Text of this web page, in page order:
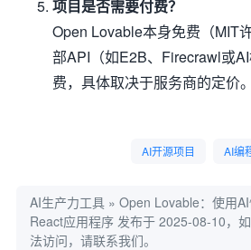
项目是否需要付费？
Open Lovable本身免费（MIT
部API（如E2B、Firecrawl或
费，具体取决于服务商的定价。
AI开源项目 AI编
AI生产力工具 » Open Lovable：使用
React应用程序 发布于 2025-08-10，
法访问，请联系我们。